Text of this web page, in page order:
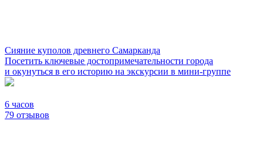
Сияние куполов древнего Самарканда
Посетить ключевые достопримечательности города
и окунуться в его историю на экскурсии в мини-группе
6 часов
79 отзывов